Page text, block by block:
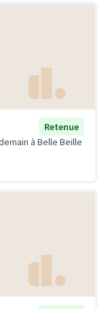
Retenue
à Belle Beille